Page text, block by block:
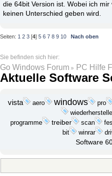
die 64bit Version ist. Wobei ich
keinen Unterschied geben wird.
Seiten: 1 2 3 [4] 5 6 7 8 9 10 Nach oben
Go Windows Forum » PC Hilfe
Aktuelle Software
vista aero windows pro
programme
treiber scan
bit winrar
Software